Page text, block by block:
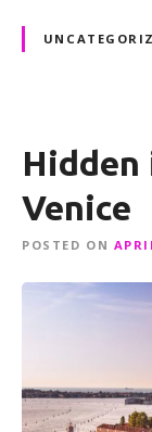
t
Hidden
Venice
POSTED ON